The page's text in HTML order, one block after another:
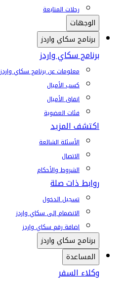
رحلات المتابعة
الوجهات
برنامج سكاي واردز
برنامج سكاي واردز
معلومات عن برنامج سكاي واردز
كسب الأميال
إنفاق الأميال
فئات العضوية
اكتشف المزيد
الأسئلة الشائعة
الاتصال
الشروط والأحكام
روابط ذات صلة
تسجيل الدخول
الانضمام إلى سكاي واردز
إضافة رقم سكاي واردز
برنامج سكاي واردز
المساعدة
وكلاء السفر